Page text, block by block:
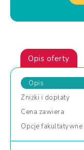
Opis oferty
Opis
Zniżki i dopłaty
Cena zawiera
Opcje fakultatywne